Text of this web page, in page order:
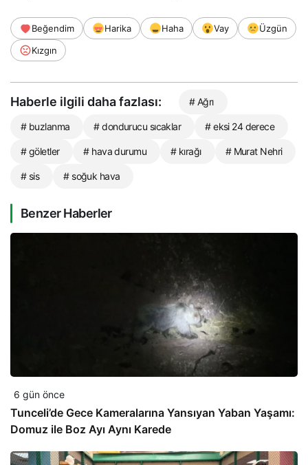
Beğendim Harika Haha Vay
Üzgün
Kızgın
Haberle ilgili daha fazlası: # Ağrı
# buzlanma # dondurucu sıcaklar # eksi 24 derece
# göletler # hava durumu # kırağı # Murat Nehri
# sis # soğuk hava
Benzer Haberler
6 gün önce
Tunceli’de Gece Kameralarına Yansıyan Yaban Yaşamı:
Domuz ile Boz Ayı Aynı Karede